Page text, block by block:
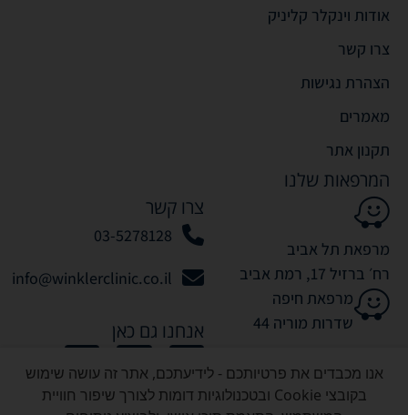
אודות וינקלר קליניק
צרו קשר
הצהרת נגישות
מאמרים
תקנון אתר
המרפאות שלנו
מרפאת תל אביב
רח׳ ברזיל 17, רמת אביב
מרפאת חיפה
שדרות מוריה 44
צרו קשר
03-5278128
info@winklerclinic.co.il
אנחנו גם כאן
אנו מכבדים את פרטיותכם - לידיעתכם, אתר זה עושה שימוש
בקובצי Cookie ובטכנולוגיות דומות לצורך שיפור חוויית